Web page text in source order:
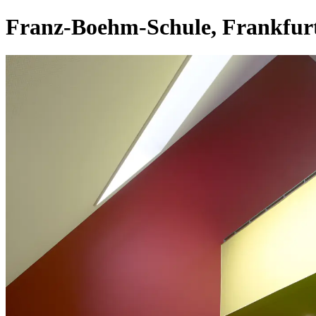
Franz-Boehm-Schule,